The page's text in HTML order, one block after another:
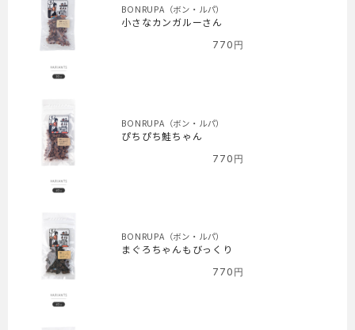
BONRUPA（ボン・ルパ）
小さなカンガルーさん
770 円
BONRUPA（ボン・ルパ）
ぴちぴち鮭ちゃん
770 円
BONRUPA（ボン・ルパ）
まぐろちゃんもびっくり
770 円